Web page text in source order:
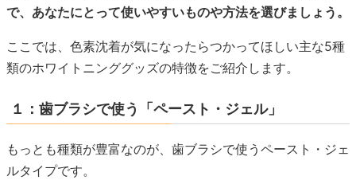
で、あなたにとって使いやすいものや方法を選びましょう。
ここでは、色素沈着が気になったらつかってほしい主な5種
類のホワイトニンググッズの特徴をご紹介します。
１：歯ブラシで使う「ペースト・ジェル」
もっとも種類が豊富なのが、歯ブラシで使うペースト・ジェ
ルタイプです。